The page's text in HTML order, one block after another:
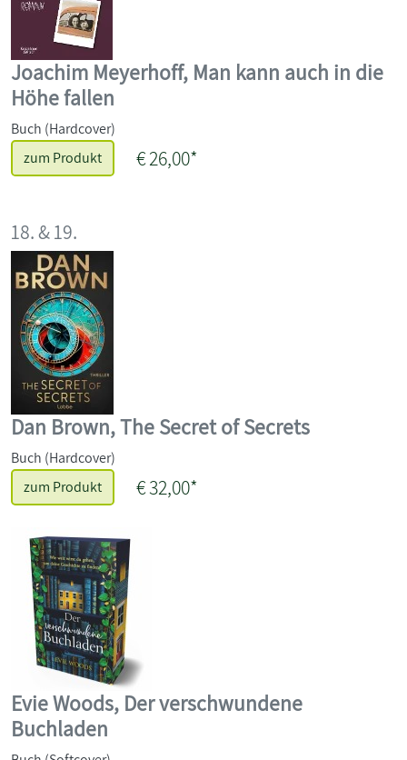
Joachim Meyerhoff, Man kann auch in die
Höhe fallen
Buch (Hardcover)
zum Produkt
€ 26,00*
18. & 19.
Dan Brown, The Secret of Secrets
Buch (Hardcover)
zum Produkt
€ 32,00*
Evie Woods, Der verschwundene
Buchladen